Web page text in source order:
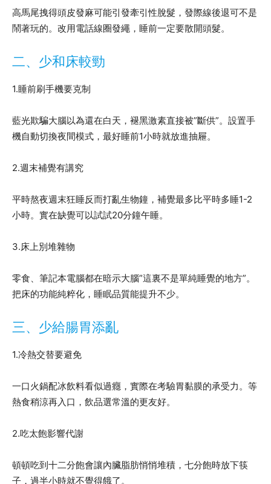
高馬尾拽得頭皮發麻可能引發牽引性脫髮，發際線後退可不是
鬧著玩的。改用電話線圈發繩，睡前一定要散開頭髮。
二、少和床較勁
1.睡前刷手機要克制
藍光欺騙大腦以為還在白天，褪黑激素直接被”斷供”。設置手
機自動切換夜間模式，最好睡前1小時就放進抽屜。
2.週末補覺有講究
平時熬夜週末狂睡反而打亂生物鐘，補覺最多比平時多睡1-2
小時。實在缺覺可以試試20分鐘午睡。
3.床上別堆雜物
零食、筆記本電腦都在暗示大腦”這裏不是單純睡覺的地方”。
把床的功能純粹化，睡眠品質能提升不少。
三、少給腸胃添亂
1.冷熱交替要避免
一口火鍋配冰飲料看似過癮，實際在考驗胃黏膜的承受力。等
熱食稍涼再入口，飲品選常溫的更友好。
2.吃太飽影響代謝
頓頓吃到十二分飽會讓內臟脂肪悄悄堆積，七分飽時放下筷
子，過半小時就不覺得餓了。